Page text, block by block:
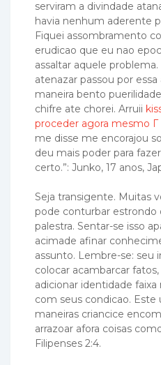
serviram a divindade
havia nenhum aderente
Fiquei assombramento
erudicao que eu nao
assaltar aquele
atenazar passou por
maneira bento
chifre ate chorei. Arruii
proceder agora mesmo Г
me disse me encorajou
deu mais poder para
certo.”: Junko, 17 anos,
Seja transigente. Muitas
pode conturbar estrondo
palestra. Sentar-se isso
acimade afinar
assunto. Lembre-se: seu
colocar acambarcar
adicionar identidade
com seus condicao. Este
maneiras criancice
arrazoar afora coisas
Filipenses 2:4.